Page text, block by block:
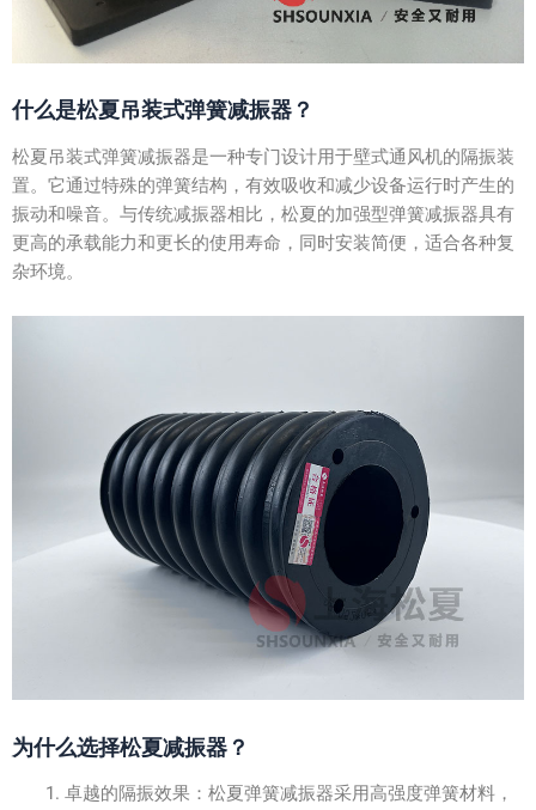
什么是松夏吊装式弹簧减振器？
松夏吊装式弹簧减振器是一种专门设计用于壁式通风机的隔振装
置。它通过特殊的弹簧结构，有效吸收和减少设备运行时产生的
振动和噪音。与传统减振器相比，松夏的加强型弹簧减振器具有
更高的承载能力和更长的使用寿命，同时安装简便，适合各种复
杂环境。
为什么选择松夏减振器？
卓越的隔振效果：松夏弹簧减振器采用高强度弹簧材料，